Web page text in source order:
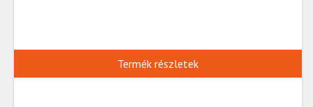
Termék részletek